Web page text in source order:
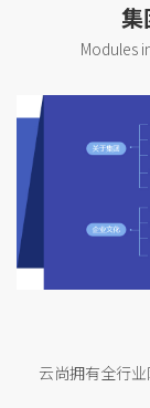
集
Modules
云尚拥有全行